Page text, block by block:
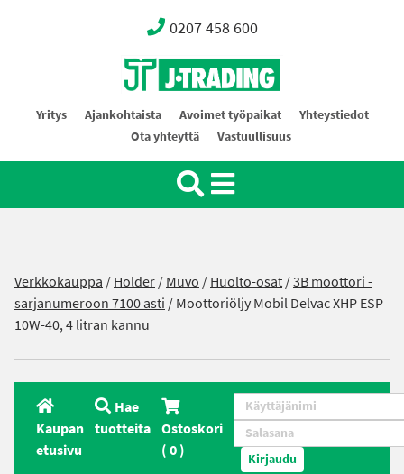
0207 458 600
Oy J-Trading Ab
Yritys Ajankohtaista Avoimet työpaikat
Yhteystiedot
Ota yhteyttä
Vastuullisuus
Verkkokauppa /Holder/Muvo /Huolto-osat/3B moottori -
sarjanumeroon 7100 asti / Moottoriöljy Mobil Delvac XHP ESP
10W-40, 4 litran kannu
Kaupan
etusivu
Hae
tuotteita Ostoskori
(0) Kirjaudu